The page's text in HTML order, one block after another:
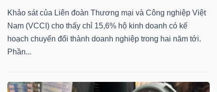
Khảo sát của Liên đoàn Thương mại và Công nghiệp Việt
Nam (VCCI) cho thấy chỉ 15,6% hộ kinh doanh có kế
hoạch chuyển đổi thành doanh nghiệp trong hai năm tới.
Phần...
Mã
(-)